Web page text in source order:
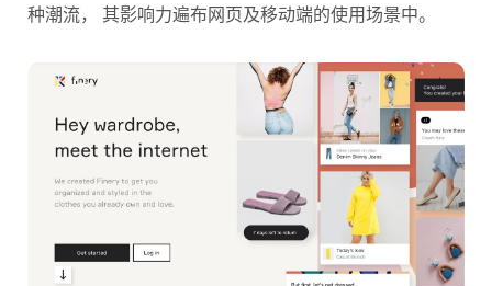
种潮流， 其影响力遍布网页及移动端的使用场景中。